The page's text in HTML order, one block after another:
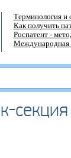
Терминология и
Как получить
Роспатент -
Международная